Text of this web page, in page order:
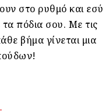
στο ρυθμό και εσύ
πόδια σου. Με τις
βήμα γίνεται μια